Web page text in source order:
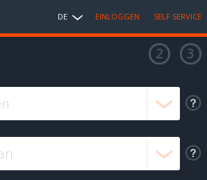
DE EINLOGGEN SELF SERVICE